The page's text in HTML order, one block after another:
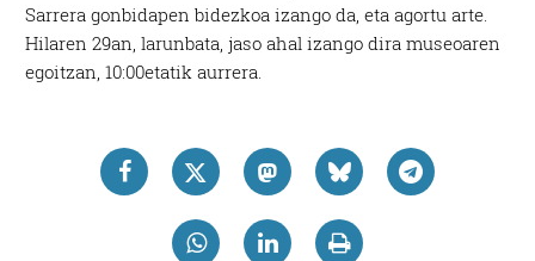
Sarrera gonbidapen bidezkoa izango da, eta agortu arte.
Hilaren 29an, larunbata, jaso ahal izango dira museoaren
egoitzan, 10:00etatik aurrera.